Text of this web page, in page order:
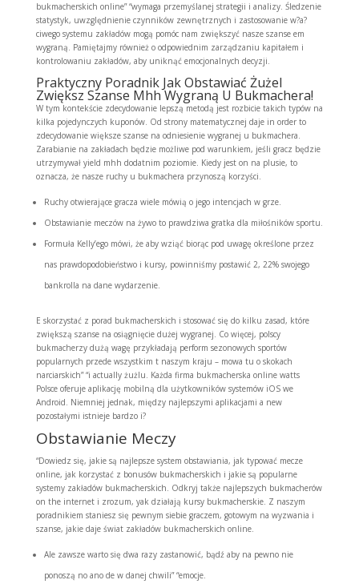
bukmacherskich online” “wymaga przemyślanej strategii i analizy. Śledzenie
statystyk, uwzględnienie czynników zewnętrznych i zastosowanie w?a?
ciwego systemu zakładów mogą pomóc nam zwiększyć nasze szanse em
wygraną. Pamiętajmy również o odpowiednim zarządzaniu kapitałem i
kontrolowaniu zakładów, aby uniknąć emocjonalnych decyzji.
Praktyczny Poradnik Jak Obstawiać Żużel
Zwiększ Szanse Mhh Wygraną U Bukmachera!
W tym kontekście zdecydowanie lepszą metodą jest rozbicie takich typów na
kilka pojedynczych kuponów. Od strony matematycznej daje in order to
zdecydowanie większe szanse na odniesienie wygranej u bukmachera.
Zarabianie na zakładach będzie możliwe pod warunkiem, jeśli gracz będzie
utrzymywał yield mhh dodatnim poziomie. Kiedy jest on na plusie, to
oznacza, że nasze ruchy u bukmachera przynoszą korzyści.
Ruchy otwierające gracza wiele mówią o jego intencjach w grze.
Obstawianie meczów na żywo to prawdziwa gratka dla miłośników sportu.
Formuła Kelly’ego mówi, że aby wziąć biorąc pod uwagę określone przez
nas prawdopodobieństwo i kursy, powinniśmy postawić 2, 22% swojego
bankrolla na dane wydarzenie.
E skorzystać z porad bukmacherskich i stosować się do kilku zasad, które
zwiększą szanse na osiągnięcie dużej wygranej. Co więcej, polscy
bukmacherzy dużą wagę przykładają perform sezonowych sportów
popularnych przede wszystkim t naszym kraju – mowa tu o skokach
narciarskich” “i actually żużlu. Każda firma bukmacherska online watts
Polsce oferuje aplikację mobilną dla użytkowników systemów iOS we
Android. Niemniej jednak, między najlepszymi aplikacjami a new
pozostałymi istnieje bardzo i?
Obstawianie Meczy
“Dowiedz się, jakie są najlepsze system obstawiania, jak typować mecze
online, jak korzystać z bonusów bukmacherskich i jakie są popularne
systemy zakładów bukmacherskich. Odkryj także najlepszych bukmacherów
on the internet i zrozum, yak działają kursy bukmacherskie. Z naszym
poradnikiem staniesz się pewnym siebie graczem, gotowym na wyzwania i
szanse, jakie daje świat zakładów bukmacherskich online.
Ale zawsze warto się dwa razy zastanowić, bądź aby na pewno nie
ponoszą no ano de w danej chwili” “emocje.